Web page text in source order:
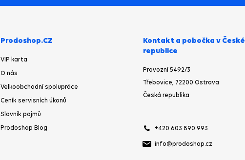
Prodoshop.CZ
VIP karta
O nás
Velkoobchodní spolupráce
Ceník servisních úkonů
Slovník pojmů
Prodoshop Blog
Kontakt a pobočka v České
republice
Provozní 5492/3
Třebovice, 72200 Ostrava
Česká republika
+420 603 890 993
info@prodoshop.cz